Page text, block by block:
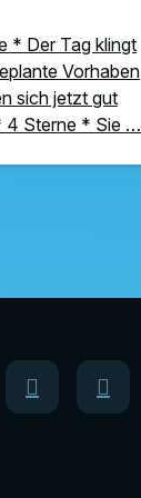
* Der Tag klingt
Vorhaben
sich jetzt gut
4 Sterne * Sie …